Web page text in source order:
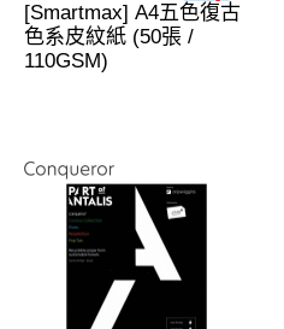
[Smartmax] A4五色復古
色系皮紋紙 (50張 /
110GSM)